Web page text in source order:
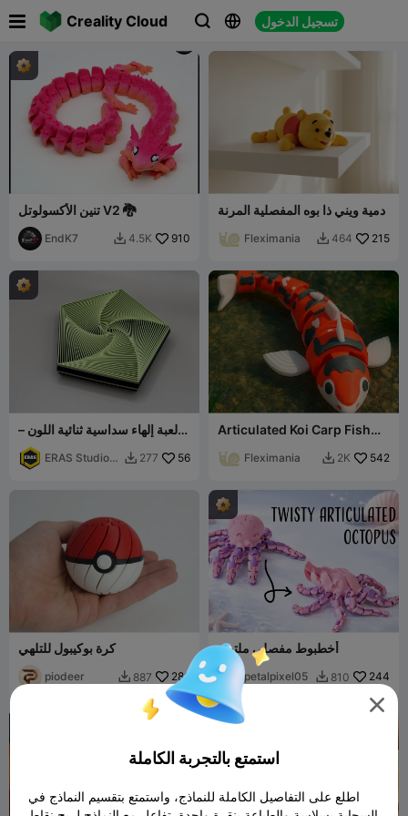
Creality Cloud   تسجيل الدخول

تنين الأكسولوتل V2 🐉
EndK7  4.5K 910
دمية ويني ذا بوه المفصلية المرنة
Fleximania  464 215
لعبة إلهاء سداسية ثنائية اللون –
لعبة حسية لتخفيف التوتر
ERAS Studio
 277 56
Articulated Koi Carp Fish
Fleximania  2K 542
كرة بوكيبول للتلهي
piodeer  887 286
أخطبوط مفصلي ملتوي
petalpixel05  810 244

استمتع بالتجربة الكاملة
اطلع على التفاصيل الكاملة للنماذج، واستمتع بتقسيم النماذج في